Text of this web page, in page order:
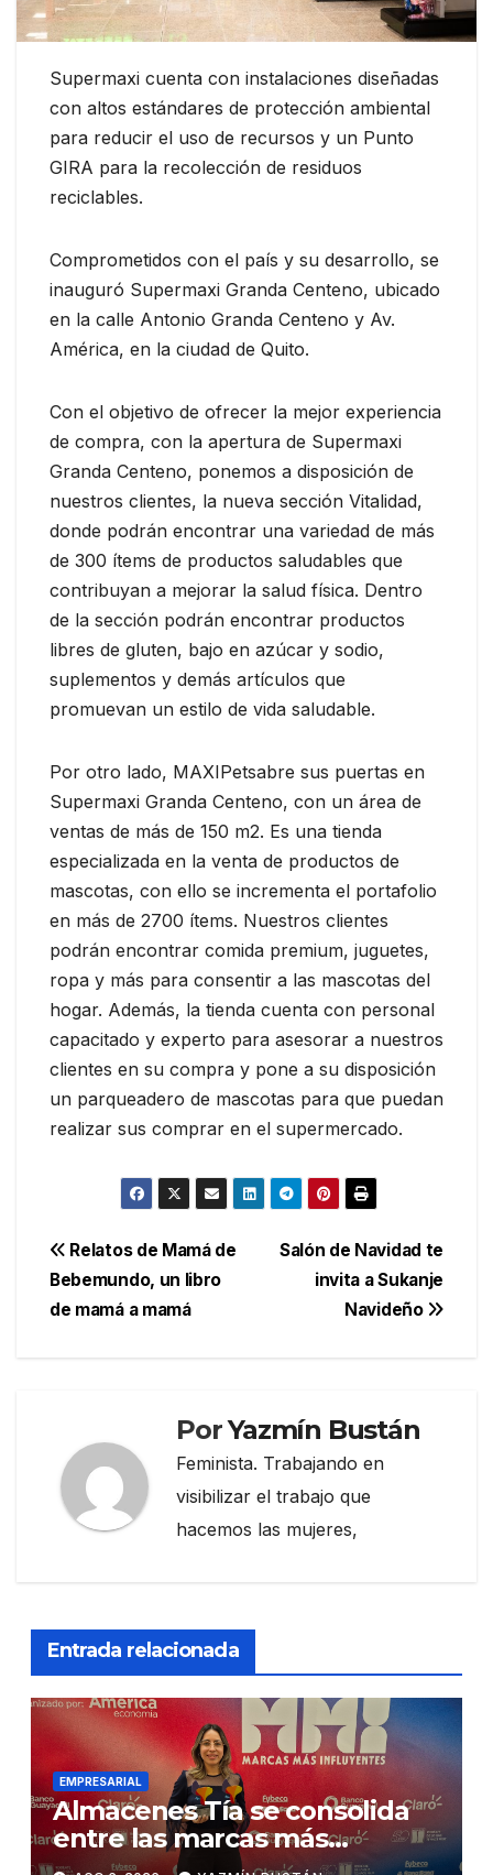
Supermaxi cuenta con instalaciones diseñadas
con altos estándares de protección ambiental
para reducir el uso de recursos y un Punto
GIRA para la recolección de residuos
reciclables.
Comprometidos con el país y su desarrollo, se
inauguró Supermaxi Granda Centeno, ubicado
en la calle Antonio Granda Centeno y Av.
América, en la ciudad de Quito.
Con el objetivo de ofrecer la mejor experiencia
de compra, con la apertura de Supermaxi
Granda Centeno, ponemos a disposición de
nuestros clientes, la nueva sección Vitalidad,
donde podrán encontrar una variedad de más
de 300 ítems de productos saludables que
contribuyan a mejorar la salud física. Dentro
de la sección podrán encontrar productos
libres de gluten, bajo en azúcar y sodio,
suplementos y demás artículos que
promuevan un estilo de vida saludable.
Por otro lado, MAXIPetsabre sus puertas en
Supermaxi Granda Centeno, con un área de
ventas de más de 150 m2. Es una tienda
especializada en la venta de productos de
mascotas, con ello se incrementa el portafolio
en más de 2700 ítems. Nuestros clientes
podrán encontrar comida premium, juguetes,
ropa y más para consentir a las mascotas del
hogar. Además, la tienda cuenta con personal
capacitado y experto para asesorar a nuestros
clientes en su compra y pone a su disposición
un parqueadero de mascotas para que puedan
realizar sus comprar en el supermercado.
Navegación
de
Salón de Navidad te
invita a Sukanje
Navideño
Relatos de Mamá de
Bebemundo, un libro
de mamá a mamá
PorYazmín Bustán
Feminista. Trabajando en
visibilizar el trabajo que
hacemos las mujeres,
Entrada relacionada
EMPRESARIAL
Almacenes Tía se consolida
entre las marcas más
influyentes del Ecuador